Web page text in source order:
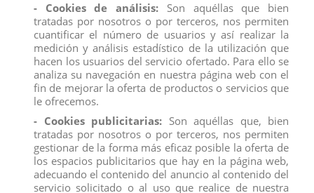
Detalles del producto
Reviews(0)
La elegante yegua unicornio Seraphina es un sueño hecho
realidad en morado y rosa. Su elegante pose, los
armoniosos tonos de color y los detalles diseñados con
esmero la convierten en el centro de atención de todos
los fans de los unicornios.
Medidas:4,7 x 15,3 x 10,8 cm
Producto no recomendado para menores de 4 años.
Todos los productos de nuestro catálogoobtienen el certificado
exigido por la U.E.
Compraahora y recíbelo en 24/48 horas en su establecimiento.
- Cookies de análisis: Son aquéllas que bien
tratadas por nosotros o por terceros, nos permiten
cuantificar el número de usuarios y así realizar la
medición y análisis estadístico de la utilización que
hacen los usuarios del servicio ofertado. Para ello se
analiza su navegación en nuestra página web con el
fin de mejorar la oferta de productos o servicios que
le ofrecemos.
- Cookies publicitarias: Son aquéllas que, bien
tratadas por nosotros o por terceros, nos permiten
gestionar de la forma más eficaz posible la oferta de
los espacios publicitarios que hay en la página web,
adecuando el contenido del anuncio al contenido del
servicio solicitado o al uso que realice de nuestra